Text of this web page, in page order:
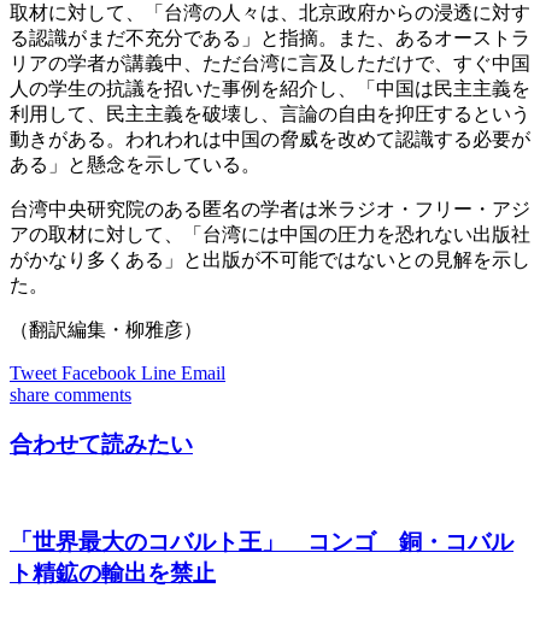
取材に対して、「台湾の人々は、北京政府からの浸透に対す
る認識がまだ不充分である」と指摘。また、あるオーストラ
リアの学者が講義中、ただ台湾に言及しただけで、すぐ中国
人の学生の抗議を招いた事例を紹介し、「中国は民主主義を
利用して、民主主義を破壊し、言論の自由を抑圧するという
動きがある。われわれは中国の脅威を改めて認識する必要が
ある」と懸念を示している。
台湾中央研究院のある匿名の学者は米ラジオ・フリー・アジ
アの取材に対して、「台湾には中国の圧力を恐れない出版社
がかなり多くある」と出版が不可能ではないとの見解を示し
た。
（翻訳編集・柳雅彦）
Tweet Facebook Line Email
share comments
合わせて読みたい
「世界最大のコバルト王」 コンゴ 銅・コバル
ト精鉱の輸出を禁止